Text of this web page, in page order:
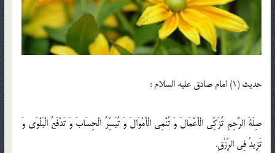
حدیث (1) امام صادق عليه السلام :
صِلَةَ الرَّحِمِ تُزَكِّي الْأَعْمَالَ وَ تُنْمِي الْأَمْوَالَ وَ تُيَسِّرُ الْحِسَابَ وَ تَدْفَعُ الْبَلْوَى وَ
تَزِيدُ فِي الرِّزْقِ.